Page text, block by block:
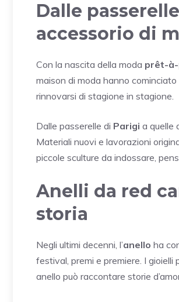
Dalle
accessorio di
Con la nascita della moda prêt-
maison di moda hanno
rinnovarsi di stagione in stagione.
Dalle passerelle di Parigi a quelle
Materiali nuovi e lavorazioni
piccole sculture da indossare,
Anelli da red
storia
Negli ultimi decenni, l’anello ha
festival, premi e premiere. I
anello può raccontare storie